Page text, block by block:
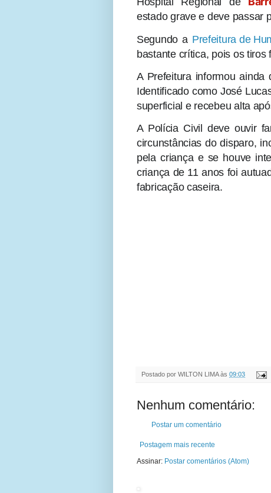
estado grave e deve passar
Segundo a Prefeitura de
bastante crítica, pois os tiros
A Prefeitura informou ainda
Identificado como José
superficial e recebeu alta
A Polícia Civil deve ouvir
circunstâncias do disparo,
pela criança e se houve
criança de 11 anos foi
fabricação caseira.
Postado por WILTON LIMA às 09:03
Nenhum comentário:
Postar um comentário
Postagem mais recente
Assinar: Postar comentários (Atom)